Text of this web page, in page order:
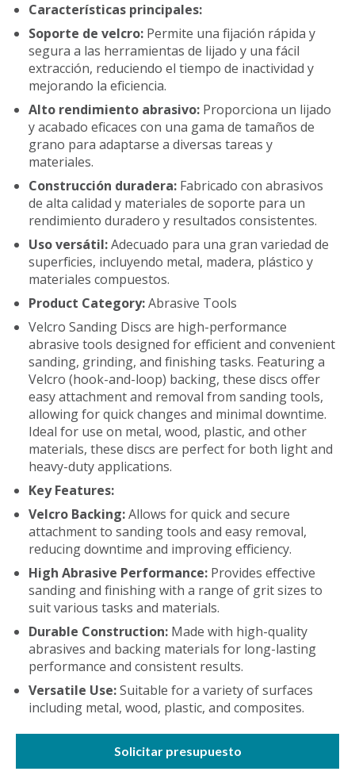
Características principales:
Soporte de velcro: Permite una fijación rápida y
segura a las herramientas de lijado y una fácil
extracción, reduciendo el tiempo de inactividad y
mejorando la eficiencia.
Alto rendimiento abrasivo: Proporciona un lijado
y acabado eficaces con una gama de tamaños de
grano para adaptarse a diversas tareas y
materiales.
Construcción duradera: Fabricado con abrasivos
de alta calidad y materiales de soporte para un
rendimiento duradero y resultados consistentes.
Uso versátil:Adecuado para una gran variedad de
superficies, incluyendo metal, madera, plástico y
materiales compuestos.
Product Category:Abrasive Tools
Velcro Sanding Discs are high-performance
abrasive tools designed for efficient and convenient
sanding, grinding, and finishing tasks. Featuring a
Velcro (hook-and-loop) backing, these discs offer
easy attachment and removal from sanding tools,
allowing for quick changes and minimal downtime.
Ideal for use on metal, wood, plastic, and other
materials, these discs are perfect for both light and
heavy-duty applications.
Key Features:
Velcro Backing:Allows for quick and secure
attachment to sanding tools and easy removal,
reducing downtime and improving efficiency.
High Abrasive Performance: Provides effective
sanding and finishing with a range of grit sizes to
suit various tasks and materials.
Durable Construction: Made with high-quality
abrasives and backing materials for long-lasting
performance and consistent results.
Versatile Use:Suitable for a variety of surfaces
including metal, wood, plastic, and composites.
Solicitar presupuesto